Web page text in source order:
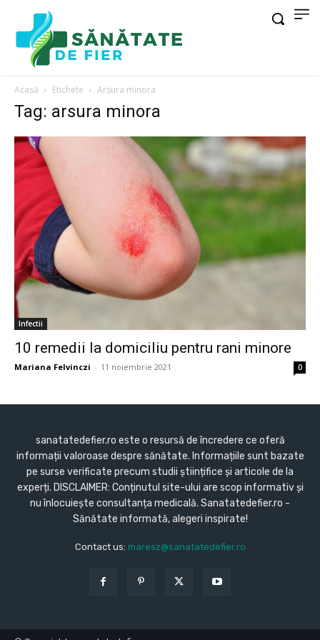
Acasă Etichete Arsura minora
Tag: arsura minora
Infectii
10 remedii la domiciliu pentru rani minore
Mariana Felvinczi - 11 noiembrie 2021 0
sanatatedefier.ro este o resursă de încredere ce oferă
informații valoroase despre sănătate. Informațiile sunt bazate
pe surse verificate precum studii științifice și articole de la
experți. DISCLAIMER: Conținutul site-ului are scop informativ și
nu înlocuiește consultanța medicală. Sanatatedefier.ro -
Sănătate informată, alegeri inspirate!
Contact us: maresz@sanatatedefier.ro